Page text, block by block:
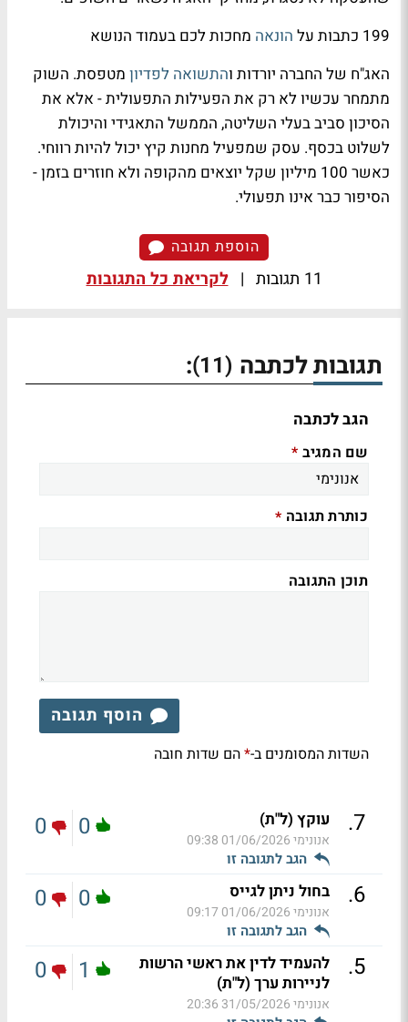
199 כתבות על
הונאה מחכות לכם בעמוד הנושא
האג"ח של החברה יורדות והתשואה לפדיון מטפסת. השוק
מתמחר עכשיו לא רק את הפעילות התפעולית - אלא את
הסיכון סביב בעלי השליטה, הממשל התאגידי והיכולת
לשלוט בכסף. עסק שמפעיל מחנות קיץ יכול להיות רווחי.
כאשר 100 מיליון שקל יוצאים מהקופה ולא חוזרים בזמן -
הסיפור כבר אינו תפעולי.
הוספת תגובה
11 תגובות | לקריאת כל התגובות
תגובות לכתבה (11)
:
הגב לכתבה
שם המגיב *
כותרת תגובה *
תוכן התגובה
הוסף תגובה
השדות המסומנים ב-*הם שדות חובה
7
. עוקץ (ל"ת)
אנונימי01/06/2026 09:38
הגב לתגובה זו
0
0
6
. בחול ניתן לגייס
אנונימי01/06/2026 09:17
הגב לתגובה זו
0
0
5
.
להעמיד לדין את ראשי הרשות
לניירות ערך (ל"ת)
אנונימי31/05/2026 20:36
1
0